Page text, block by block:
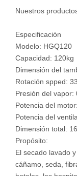
Nuestros
Especificación
Modelo: HGQ120
Capacidad: 120kg
Dimensión del
Rotación spped:
Presión del vapor:
Potencia del
Potencia del
Dimensión total:
Propósito:
El secado lavado
cáñamo, seda,